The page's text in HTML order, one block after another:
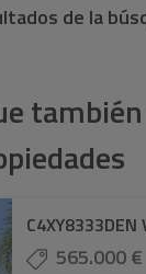
de la
565.000 €